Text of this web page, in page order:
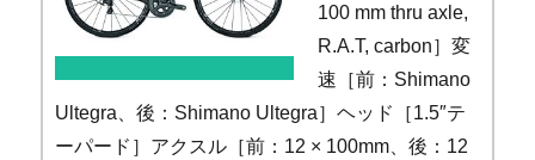
100 mm thru axle,
R.A.T, carbon］変
速［前：Shimano
Ultegra、後：Shimano Ultegra］ヘッド［1.5″テ
ーパード］アクスル［前：12 × 100mm、後：12